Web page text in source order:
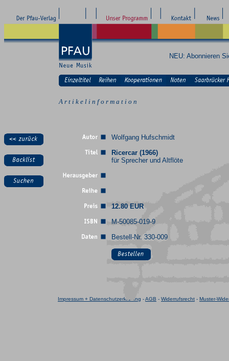
NEU: Abonnieren
A r t i k e l i n f o r m a t i o n
Wolfgang Hufschmidt
Ricercar (1966)
für Sprecher und Altflöte
12.80 EUR
M-50085-019-9
Bestell-Nr. 330-009
Impressum + Datenschutzerklärung -AGB - Widerrufsrecht - Muster-